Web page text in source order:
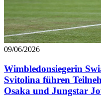
09/06/2026
Wimbledonsiegerin
Svitolina führen
Osaka und Jungstar